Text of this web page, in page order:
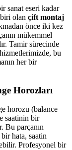
sanat eseri kadar
olan çift montaj
önce iki kez
mükemmel
Tamir sürecinde
hizmetlerimizde, bu
her bir
Horozları
horozu (balance
saatinin bir
Bu parçanın
bir hata, saatin
Profesyonel bir